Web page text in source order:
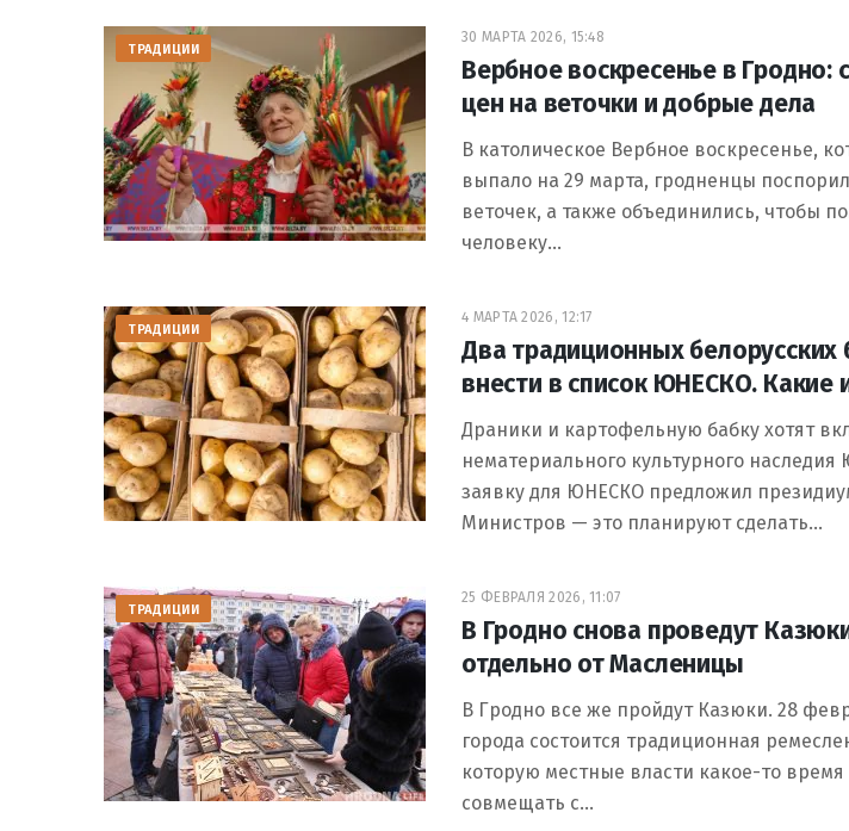
ТРАДИЦИИ
30 МАРТА 2026, 15:48
Вербное воскресенье в Гродно:
цен на веточки и добрые дела
В католическое Вербное воскресенье,
выпало на 29 марта, гродненцы
веточек, а также объединились, чтобы
человеку…
ТРАДИЦИИ
4 МАРТА 2026, 12:17
Два традиционных белорусских
внести в список ЮНЕСКО. Какие
Драники и картофельную бабку хотят
нематериального культурного
заявку для ЮНЕСКО предложил
Министров — это планируют сделать…
ТРАДИЦИИ
25 ФЕВРАЛЯ 2026, 11:07
В Гродно снова проведут
отдельно от Масленицы
В Гродно все же пройдут Казюки. 28
города состоится традиционная
которую местные власти какое-то время
совмещать с…